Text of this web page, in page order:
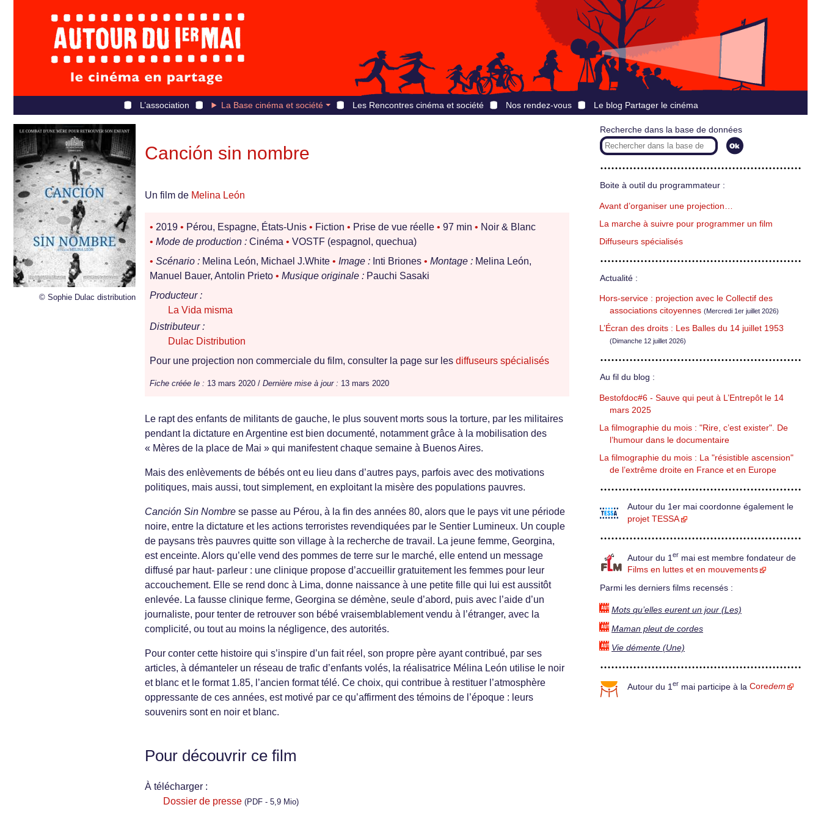
L’association La Base cinéma et société Les Rencontres cinéma et société Nos rendez-vous Le blog Partager le cinéma
© Sophie Dulac distribution
Canción sin nombre
Un film de Melina León
• 2019 • Pérou, Espagne, États-Unis • Fiction • Prise de vue réelle • 97 min • Noir & Blanc
• Mode de production : Cinéma • VOSTF (espagnol, quechua)
• Scénario : Melina León, Michael J.White • Image : Inti Briones • Montage : Melina León,
Manuel Bauer, Antolin Prieto • Musique originale : Pauchi Sasaki
Producteur :
La Vida misma
Distributeur :
Dulac Distribution
Pour une projection non commerciale du film, consulter la page sur les diffuseurs spécialisés
Fiche créée le : 13 mars 2020 / Dernière mise à jour : 13 mars 2020
Le rapt des enfants de militants de gauche, le plus souvent morts sous la torture, par les militaires
pendant la dictature en Argentine est bien documenté, notamment grâce à la mobilisation des
« Mères de la place de Mai » qui manifestent chaque semaine à Buenos Aires.
Mais des enlèvements de bébés ont eu lieu dans d’autres pays, parfois avec des motivations
politiques, mais aussi, tout simplement, en exploitant la misère des populations pauvres.
Canción Sin Nombre se passe au Pérou, à la fin des années 80, alors que le pays vit une période
noire, entre la dictature et les actions terroristes revendiquées par le Sentier Lumineux. Un couple
de paysans très pauvres quitte son village à la recherche de travail. La jeune femme, Georgina,
est enceinte. Alors qu’elle vend des pommes de terre sur le marché, elle entend un message
diffusé par haut- parleur : une clinique propose d’accueillir gratuitement les femmes pour leur
accouchement. Elle se rend donc à Lima, donne naissance à une petite fille qui lui est aussitôt
enlevée. La fausse clinique ferme, Georgina se démène, seule d’abord, puis avec l’aide d’un
journaliste, pour tenter de retrouver son bébé vraisemblablement vendu à l’étranger, avec la
complicité, ou tout au moins la négligence, des autorités.
Pour conter cette histoire qui s’inspire d’un fait réel, son propre père ayant contribué, par ses
articles, à démanteler un réseau de trafic d’enfants volés, la réalisatrice Mélina León utilise le noir
et blanc et le format 1.85, l’ancien format télé. Ce choix, qui contribue à restituer l’atmosphère
oppressante de ces années, est motivé par ce qu’affirment des témoins de l’époque : leurs
souvenirs sont en noir et blanc.
Pour découvrir ce film
À télécharger :
Dossier de presse (PDF - 5,9 Mio)
Recherche dans la base de données
Boite à outil du programmateur :
Avant d’organiser une projection…
La marche à suivre pour programmer un film
Diffuseurs spécialisés
Actualité :
Hors-service : projection avec le Collectif des
associations citoyennes (Mercredi 1er juillet 2026)
L’Écran des droits : Les Balles du 14 juillet 1953
(Dimanche 12 juillet 2026)
Au fil du blog :
Bestofdoc#6 - Sauve qui peut à L’Entrepôt le 14
mars 2025
La filmographie du mois : "Rire, c’est exister". De
l’humour dans le documentaire
La filmographie du mois : La "résistible ascension"
de l’extrême droite en France et en Europe
Autour du 1er mai coordonne également le
projet TESSA
Autour du 1 er mai est membre fondateur de
Films en luttes et en mouvements
Parmi les derniers films recensés :
Mots qu’elles eurent un jour (Les)
Maman pleut de cordes
Vie démente (Une)
Autour du 1 er mai participe à la Coredem